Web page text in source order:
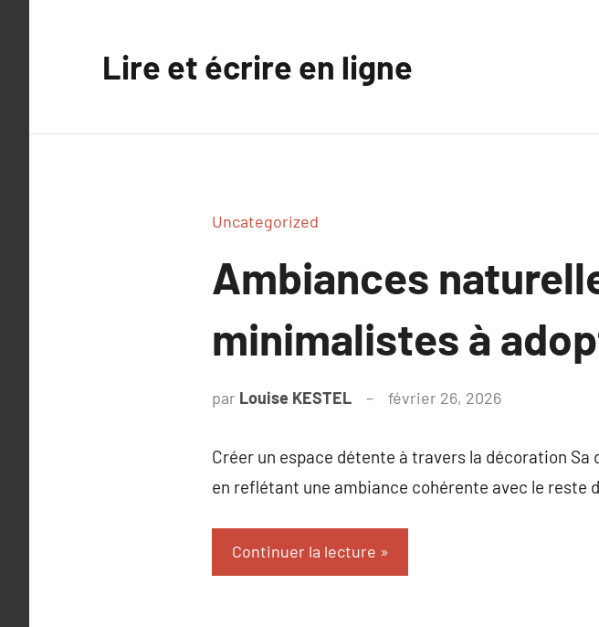
Lire et écrire en ligne
Uncategorized
Ambiances
minimalistes à
par Louise KESTEL février 26, 2026
Créer un espace détente à travers la décoration
en reflétant une ambiance cohérente avec le reste
Continuer la lecture